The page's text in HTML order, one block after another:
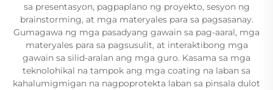
sa presentasyon, pagpaplano ng proyekto, sesyon ng
brainstorming, at mga materyales para sa pagsasanay.
Gumagawa ng mga pasadyang gawain sa pag-aaral, mga
materyales para sa pagsusulit, at interaktibong mga
gawain sa silid-aralan ang mga guro. Kasama sa mga
teknolohikal na tampok ang mga coating na laban sa
kahalumigmigan na nagpoprotekta laban sa pinsala dulot